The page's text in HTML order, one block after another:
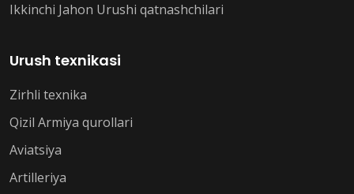
Ikkinchi Jahon Urushi qatnashchilari
Urush texnikasi
Zirhli texnika
Qizil Armiya qurollari
Aviatsiya
Artilleriya